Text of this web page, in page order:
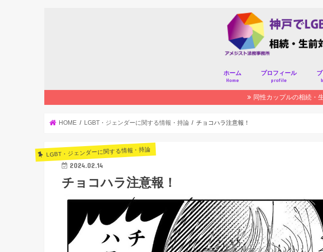
ホーム
Home
プロフィール
profile
同性カップルの相続・
HOME LGBT・ジェンダーに関する情報・持論 チョコハラ注意報！
LGBT・ジェンダーに関する情報・持論
2024.02.14
チョコハラ注意報！